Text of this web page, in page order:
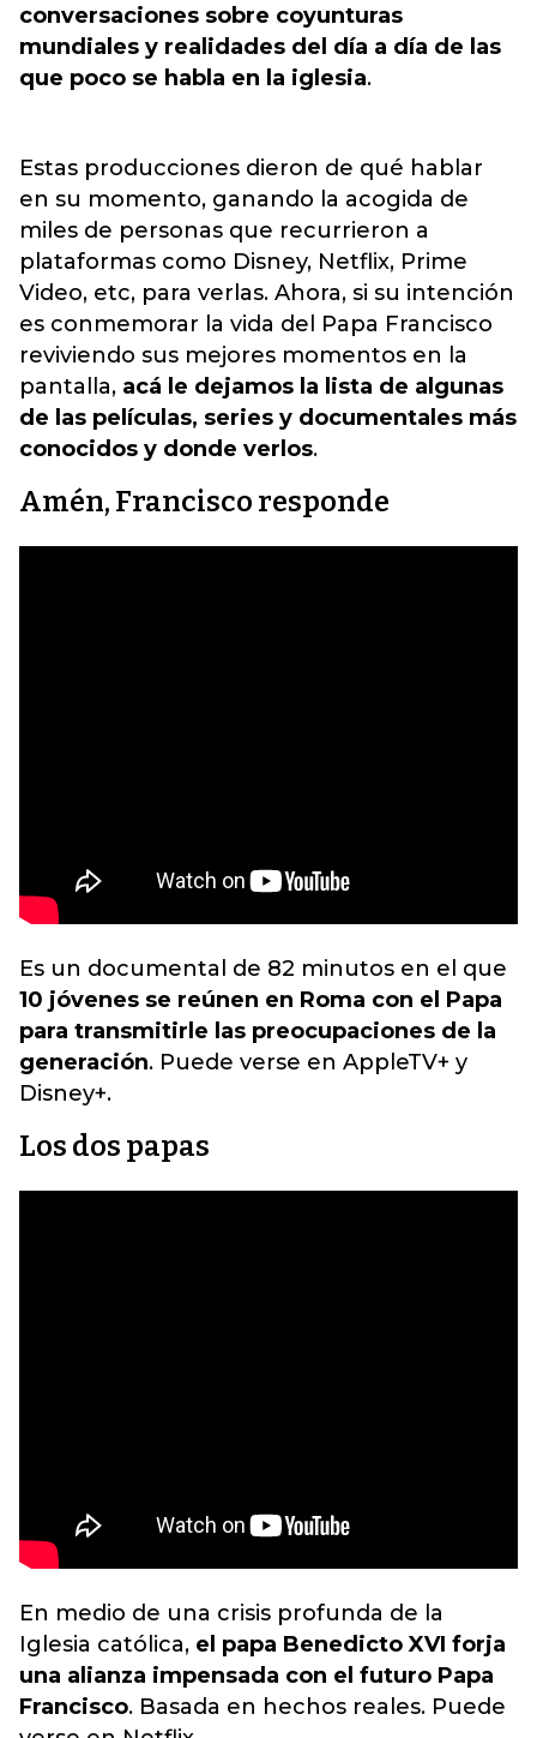
conversaciones sobre coyunturas
mundiales y realidades del día a día de las
que poco se habla en la iglesia.
Estas producciones dieron de qué hablar
en su momento, ganando la acogida de
miles de personas que recurrieron a
plataformas como Disney, Netflix, Prime
Video, etc, para verlas. Ahora, si su intención
es conmemorar la vida del Papa Francisco
reviviendo sus mejores momentos en la
pantalla, acá le dejamos la lista de algunas
de las películas, series y documentales más
conocidos y donde verlos.
Amén, Francisco responde
Es un documental de 82 minutos en el que
10 jóvenes se reúnen en Roma con el Papa
para transmitirle las preocupaciones de la
generación. Puede verse en AppleTV+ y
Disney+.
Los dos papas
En medio de una crisis profunda de la
Iglesia católica, el papa Benedicto XVI forja
una alianza impensada con el futuro Papa
Francisco. Basada en hechos reales. Puede